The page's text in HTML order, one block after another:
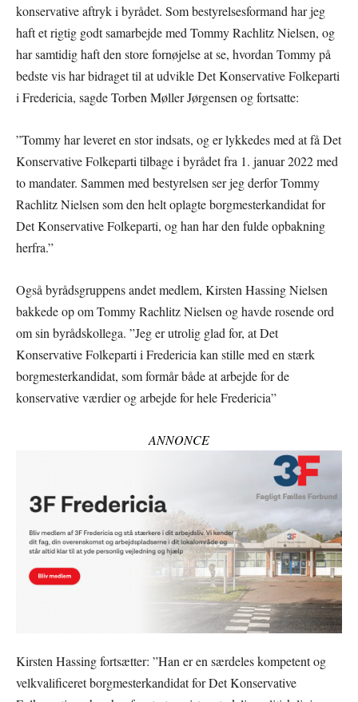
konservative aftryk i byrådet. Som bestyrelsesformand har jeg
haft et rigtig godt samarbejde med Tommy Rachlitz Nielsen, og
har samtidig haft den store fornøjelse at se, hvordan Tommy på
bedste vis har bidraget til at udvikle Det Konservative Folkeparti
i Fredericia, sagde Torben Møller Jørgensen og fortsatte:
”Tommy har leveret en stor indsats, og er lykkedes med at få Det
Konservative Folkeparti tilbage i byrådet fra 1. januar 2022 med
to mandater. Sammen med bestyrelsen ser jeg derfor Tommy
Rachlitz Nielsen som den helt oplagte borgmesterkandidat for
Det Konservative Folkeparti, og han har den fulde opbakning
herfra.”
Også byrådsgruppens andet medlem, Kirsten Hassing Nielsen
bakkede op om Tommy Rachlitz Nielsen og havde rosende ord
om sin byrådskollega. ”Jeg er utrolig glad for, at Det
Konservative Folkeparti i Fredericia kan stille med en stærk
borgmesterkandidat, som formår både at arbejde for de
konservative værdier og arbejde for hele Fredericia”
ANNONCE
Kirsten Hassing fortsætter: ”Han er en særdeles kompetent og
velkvalificeret borgmesterkandidat for Det Konservative